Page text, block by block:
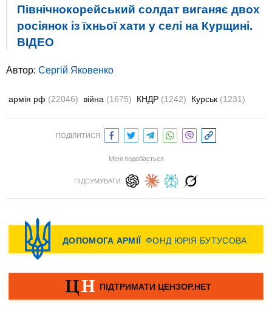
Північнокорейський солдат виганяє двох
росіянок із їхньої хати у селі на Курщині.
ВIДЕО
Автор: Сергій Яковенко
армія рф (22046) війна (1675) КНДР (1242) Курськ (1231)
ПОДІЛИТИСЯ:
Мені подобається
ПІДСУМУВАТИ: